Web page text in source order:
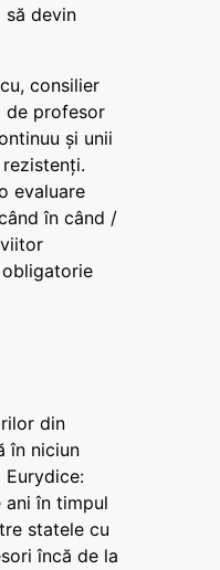
devin
consilier
de profesor
și unii
evaluare
în când /
din
în niciun
Eurydice:
ani în timpul
statele cu
încă de la